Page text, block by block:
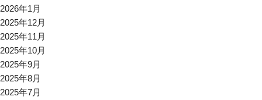
2026年1月
2025年12月
2025年11月
2025年10月
2025年9月
2025年8月
2025年7月